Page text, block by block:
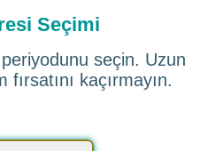
Seçimi
seçin. Uzun
kaçırmayın.